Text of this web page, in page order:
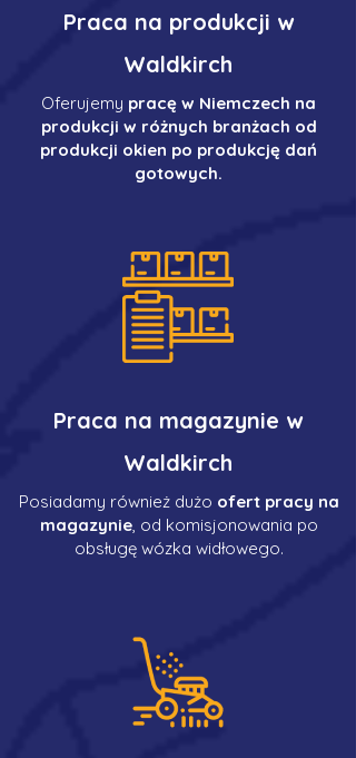
Praca na produkcji w
Waldkirch
Oferujemy pracę w Niemczech na
produkcji w różnych branżach od
produkcji okien po produkcję dań
gotowych.
Praca na magazynie w
Waldkirch
Posiadamy również dużo ofert pracy na
magazynie, od komisjonowania po
obsługę wózka widłowego.